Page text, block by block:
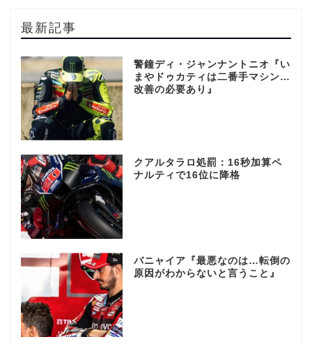
最新記事
警鐘ディ・ジャンナントニオ『い
まやドゥカティは二番手マシン…
改善の必要あり』
クアルタラロ処罰：16秒加算ペ
ナルティで16位に降格
バニャイア『最悪なのは…転倒の
原因がわからないと言うこと』